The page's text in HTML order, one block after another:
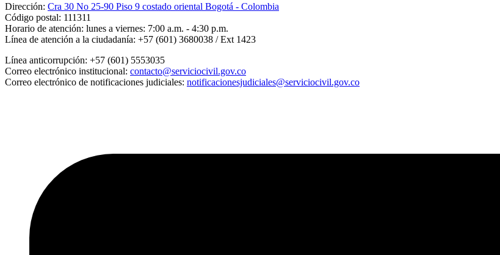
Dirección: Cra 30 No 25-90 Piso 9 costado oriental Bogotá - Colombia
Código postal: 111311
Horario de atención: lunes a viernes: 7:00 a.m. - 4:30 p.m.
Línea de atención a la ciudadanía: +57 (601) 3680038 / Ext 1423
Línea anticorrupción: +57 (601) 5553035
Correo electrónico institucional: contacto@serviciocivil.gov.co
Correo electrónico de notificaciones judiciales: notificacionesjudiciales@serviciocivil.gov.co